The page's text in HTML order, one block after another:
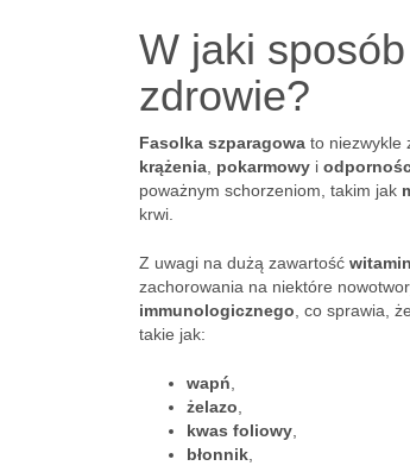
W jaki
zdrowie?
Fasolka szparagowa to niezwykle
krążenia pokarmowy i
poważnym schorzeniom, takim jak
krwi.
Z uwagi na dużą zawartość
zachorowania na niektóre
immunologicznego , co sprawia,
takie jak:
wapń
żelazo
kwas foliowy
błonnik